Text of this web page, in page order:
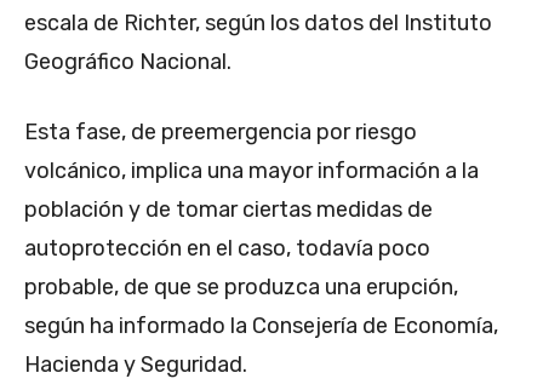
escala de Richter, según los datos del Instituto
Geográfico Nacional.
Esta fase, de preemergencia por riesgo
volcánico, implica una mayor información a la
población y de tomar ciertas medidas de
autoprotección en el caso, todavía poco
probable, de que se produzca una erupción,
según ha informado la Consejería de Economía,
Hacienda y Seguridad.